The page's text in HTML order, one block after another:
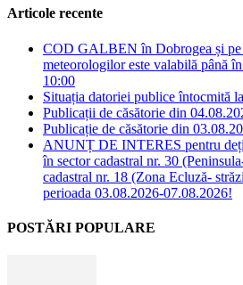
Articole recente
COD GALBEN în Dobrogea și pe
meteorologilor este valabilă până
10:00
Situația datoriei publice întocmită
Publicații de căsătorie din
Publicație de căsătorie din
ANUNȚ DE INTERES pentru
în sector cadastral nr. 30
cadastral nr. 18 (Zona Ecluză-
perioada 03.08.2026-07.08.2026!
POSTĂRI POPULARE